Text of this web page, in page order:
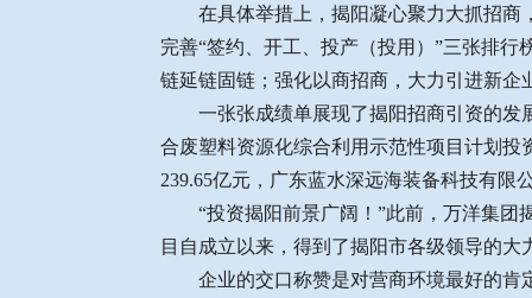
在具体举措上，揭阳凝心聚力大抓招商，
完善“签约、开工、投产（投用）”三张排
链延链固链；强化以商招商，大力引进新
一张张成绩单展现了揭阳招商引资的发展
合废塑料资源化综合利用示范性项目计划投
239.65亿元，广东蓝水深远海装备科技有
“投资揭阳前景广阔！”此前，万洋集团
目自成立以来，得到了揭阳市各级领导的
企业的交口称赞是对营商环境最好的肯定